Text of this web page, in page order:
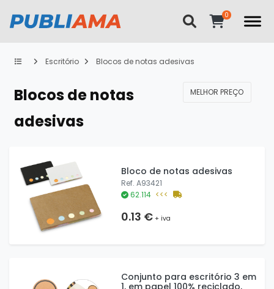
Escritório Blocos de notas adesivas
Blocos de notas
adesivas
MELHOR PREÇO
Bloco de notas adesivas
Ref. A93421
62.114 <<<
0.13 €+ iva
Conjunto para escritório 3 em
1, em papel 100% reciclado,